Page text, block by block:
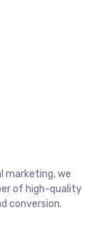
marketing, we
of high-quality
conversion.